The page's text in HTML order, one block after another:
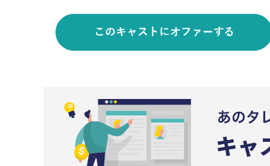
このキャストにオファーする